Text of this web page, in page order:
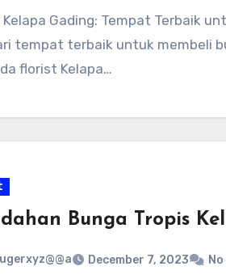
Gading: Tempat Terbaik
tempat terbaik untuk membeli
florist Kelapa…
Bunga Tropis
December 7, 2023